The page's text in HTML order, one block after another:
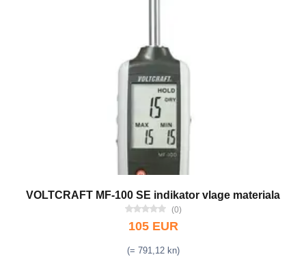
VOLTCRAFT MF-100 SE indikator vlage materiala
(0)
105 EUR
(= 791,12 kn)